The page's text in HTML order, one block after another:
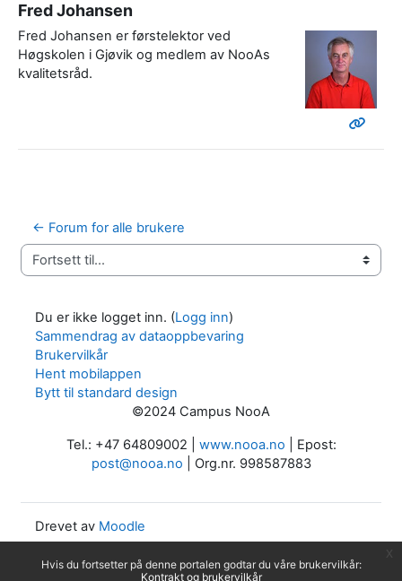
Hvis du fortsetter på denne portalen godtar du våre brukervilkår:
Kontrakt og brukervilkår
Fred Johansen
Fred Johansen er førstelektor ved
Høgskolen i Gjøvik og medlem av NooAs
kvalitetsråd.
← Forum for alle brukere
Fortsett til...
Du er ikke logget inn. (Logg inn)
Sammendrag av dataoppbevaring
Brukervilkår
Hent mobilappen
Bytt til standard design
©2024 Campus NooA
Tel.: +47 64809002 | www.nooa.no | Epost:
post@nooa.no | Org.nr. 998587883
Drevet av Moodle